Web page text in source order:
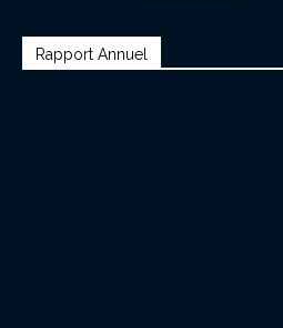
Rapport Annuel